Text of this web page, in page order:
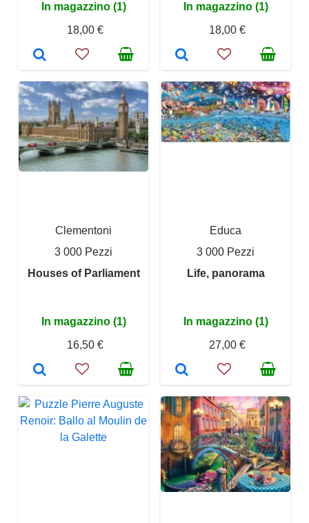
In magazzino (1)
18,00 €
In magazzino (1)
18,00 €
Clementoni
3 000 Pezzi
Houses of Parliament
In magazzino (1)
16,50 €
Educa
3 000 Pezzi
Life, panorama
In magazzino (1)
27,00 €